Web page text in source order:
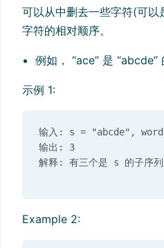
可以从中删去一些字符(可
字符的相对顺序。
例如， “ace” 是 “abcde”
示例 1:
输入: s = "abcde",
输出: 3
Example 2: